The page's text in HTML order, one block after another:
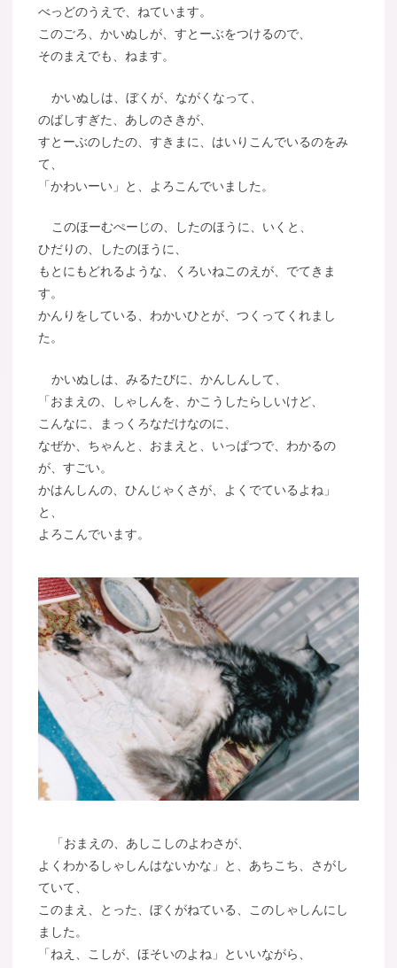
べっどのうえで、ねています。
このごろ、かいぬしが、すとーぶをつけるので、
そのまえでも、ねます。
かいぬしは、ぼくが、ながくなって、
のばしすぎた、あしのさきが、
すとーぶのしたの、すきまに、はいりこんでいるのをみ
て、
「かわいーい」と、よろこんでいました。
このほーむぺーじの、したのほうに、いくと、
ひだりの、したのほうに、
もとにもどれるような、くろいねこのえが、でてきま
す。
かんりをしている、わかいひとが、つくってくれまし
た。
かいぬしは、みるたびに、かんしんして、
「おまえの、しゃしんを、かこうしたらしいけど、
こんなに、まっくろなだけなのに、
なぜか、ちゃんと、おまえと、いっぱつで、わかるの
が、すごい。
かはんしんの、ひんじゃくさが、よくでているよね」
と、
よろこんでいます。
「おまえの、あしこしのよわさが、
よくわかるしゃしんはないかな」と、あちこち、さがし
ていて、
このまえ、とった、ぼくがねている、このしゃしんにし
ました。
「ねえ、こしが、ほそいのよね」といいながら、